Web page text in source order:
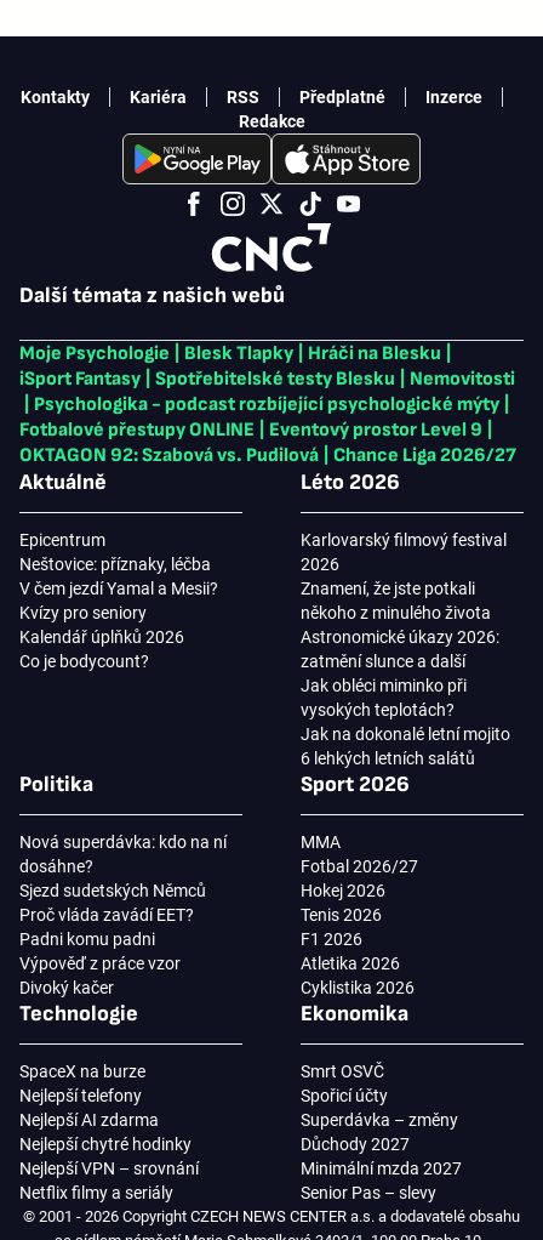
Další témata z našich webů
Moje Psychologie Blesk Tlapky Hráči na Blesku
iSport Fantasy
Spotřebitelské testy Blesku
Nemovitosti
Psychologika - podcast rozbíjející psychologické mýty
Fotbalové přestupy ONLINE
Eventový prostor Level 9
OKTAGON 92: Szabová vs. Pudilová
Chance Liga 2026/27
Aktuálně
Epicentrum
Neštovice: příznaky, léčba
V čem jezdí Yamal a Mesii?
Kvízy pro seniory
Kalendář úplňků 2026
Co je bodycount?
Léto 2026
Karlovarský filmový festival
2026
Znamení, že jste potkali
někoho z minulého života
Astronomické úkazy 2026:
zatmění slunce a další
Jak obléci miminko při
vysokých teplotách?
Jak na dokonalé letní mojito
6 lehkých letních salátů
Politika
Nová superdávka: kdo na ní
dosáhne?
Sjezd sudetských Němců
Proč vláda zavádí EET?
Padni komu padni
Výpověď z práce vzor
Divoký kačer
Sport 2026
MMA
Fotbal 2026/27
Hokej 2026
Tenis 2026
F1 2026
Atletika 2026
Cyklistika 2026
Technologie
SpaceX na burze
Nejlepší telefony
Nejlepší AI zdarma
Nejlepší chytré hodinky
Nejlepší VPN – srovnání
Netflix filmy a seriály
Ekonomika
Smrt OSVČ
Spořicí účty
Superdávka – změny
Důchody 2027
Minimální mzda 2027
Senior Pas – slevy
Kontakty Kariéra RSS Předplatné
Inzerce
Redakce
© 2001 - 2026 Copyright CZECH NEWS CENTER a.s. a dodavatelé obsahu